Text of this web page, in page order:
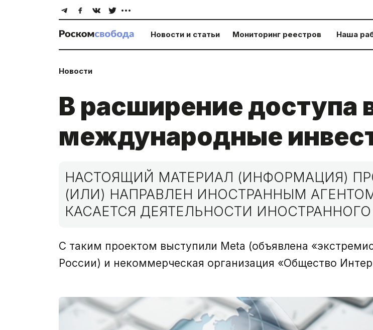
Новости и статьи Мониторинг реестров Наша
Новости
В расширение доступа
международные
НАСТОЯЩИЙ МАТЕРИАЛ (ИНФОРМАЦИЯ)
(ИЛИ) НАПРАВЛЕН ИНОСТРАННЫМ
КАСАЕТСЯ ДЕЯТЕЛЬНОСТИ
С таким проектом выступили Meta (объявлена
России) и некоммерческая организация «Общество